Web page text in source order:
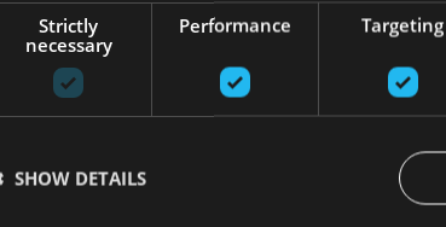
pievienot grozam
Smaguma bumbas
Strictly
necessary
Performance Targeting
SHOW DETAILS